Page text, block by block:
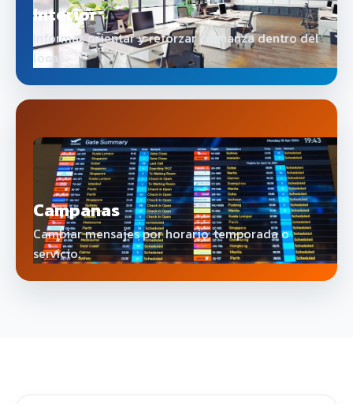
Interior
Informar, orientar y reforzar confianza dentro del
local.
Campanas
Cambiar mensajes por horario, temporada o
servicio.